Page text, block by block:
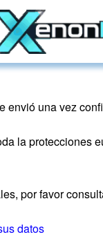
una vez
la
por favor
datos